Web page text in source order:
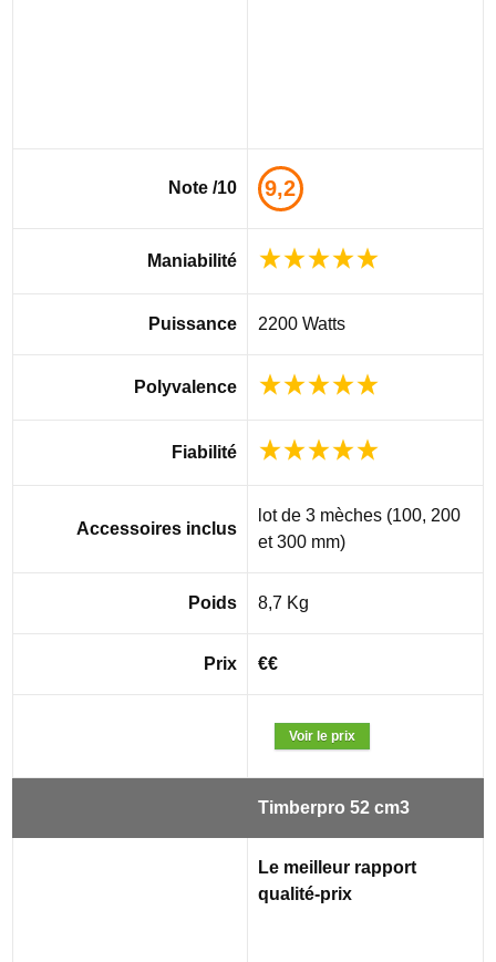
Note /10 9,2
Maniabilité
Puissance 2200 Watts
Polyvalence
Fiabilité
Accessoires inclus
lot de 3 mèches (100, 200
et 300 mm)
Poids 8,7 Kg
Prix €€
Voir le prix
Timberpro 52 cm3
Le meilleur rapport
qualité-prix